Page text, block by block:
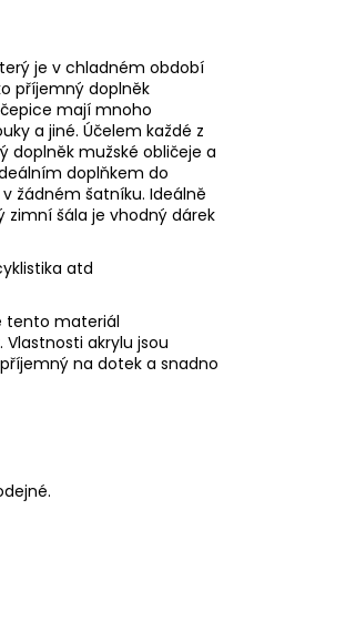
je v chladném období
příjemný doplněk
mají mnoho
a jiné. Účelem každé z
mužské obličeje a
doplňkem do
žádném šatníku. Ideálně
zimní šála je vhodný dárek
atd
tento materiál
akrylu jsou
na dotek a snadno